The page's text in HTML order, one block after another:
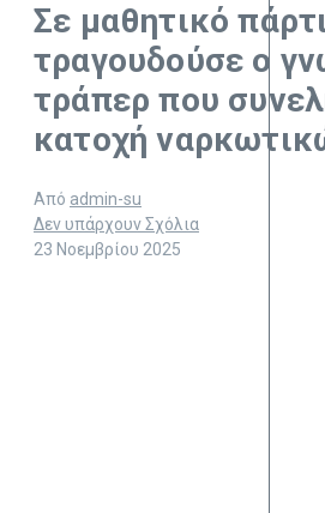
Σε μαθητικό
τραγουδούσε ο
τράπερ που
κατοχή
Από admin-su
Δεν υπάρχουν Σχόλια
23 Νοεμβρίου 2025